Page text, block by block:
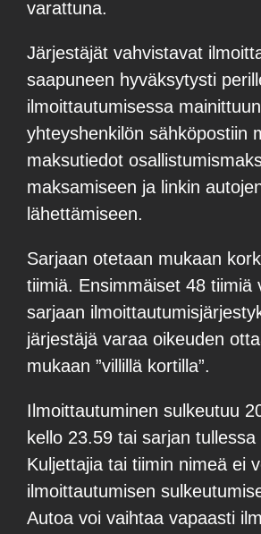
varattuna.
Järjestäjät vahvistavat
saapuneen hyväksytysti
ilmoittautumisessa mainittuun
yhteyshenkilön sähköpostiin
maksutiedot
maksamiseen ja linkin
lähettämiseen.
Sarjaan otetaan mukaan
tiimiä. Ensimmäiset 48 tiimiä
sarjaan
järjestäjä varaa oikeuden
mukaan ”villillä kortilla”.
Ilmoittautuminen sulkeutuu
kello 23.59 tai sarjan tullessa
Kuljettajia tai tiimin nimeä ei
ilmoittautumisen
Autoa voi vaihtaa vapaasti